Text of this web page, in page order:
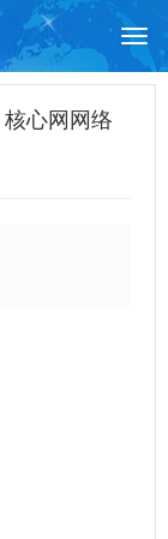
心网网络